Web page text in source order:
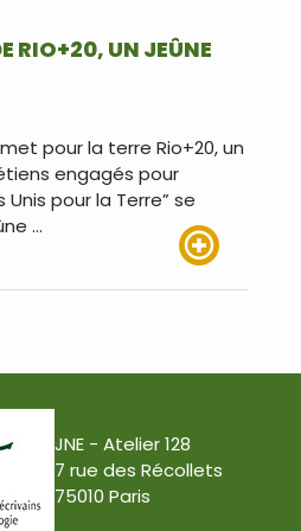
RIO+20, UN JEÛNE
pour la terre Rio+20, un
engagés pour
Unis pour la Terre” se
…
JNE - Atelier 128
7 rue des Récollets
75010 Paris